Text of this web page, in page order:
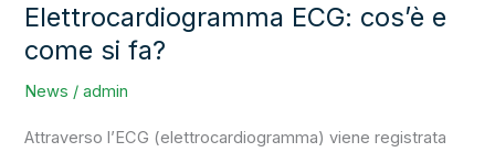
Elettrocardiogramma ECG: cos’è e
come si fa?
News /admin
Attraverso l’ECG (elettrocardiogramma) viene registrata